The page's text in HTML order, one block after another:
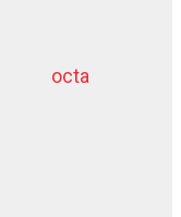
octa
dziļurbums